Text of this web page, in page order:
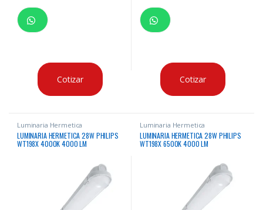
Cotizar Cotizar
Luminaria Hermetica
LUMINARIA HERMETICA 28W PHILIPS
WT198X 4000K 4000 LM
Luminaria Hermetica
LUMINARIA HERMETICA 28W PHILIPS
WT198X 6500K 4000 LM